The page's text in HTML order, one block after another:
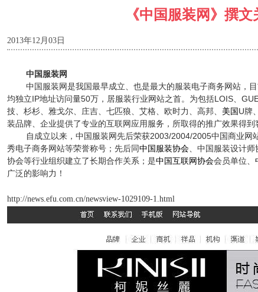
《中国服装网》撰
2013年12月03日
中国服装网
中国服装网是我国最早成立、也是最大的服装电子商务网站，
均独立IP地址访问量50万，居服装行业网站之首。为包括LOIS、
技、杉杉、雅戈尔、庄吉、七匹狼、艾格、欧时力、高邦、 美国 U牌
装品牌、企业提供了专业的互联网应用服务，所取得的推广效果得到
自成立以来，中国服装网先后荣获2003/2004/2005中国商业网
秀电子商务网站等荣誉称号；先后同 中国服装协会、中国服装设计师
协会等行业组织建立了长期合作关系；是中国互联网协会会员单位、
广泛的影响力！
http://news.efu.com.cn/newsview-1029109-1.html